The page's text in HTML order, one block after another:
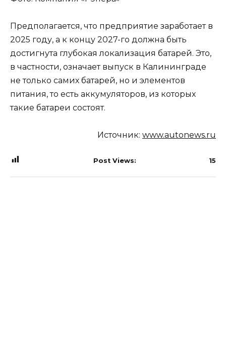
Предполагается, что предприятие заработает в
2025 году, а к концу 2027-го должна быть
достигнута глубокая локализация батарей. Это,
в частности, означает выпуск в Калининграде
не только самих батарей, но и элементов
питания, то есть аккумуляторов, из которых
такие батареи состоят.
Источник: www.autonews.ru
Post Views: 15